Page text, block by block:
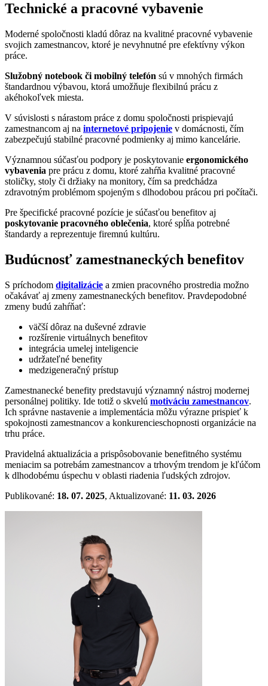
Technické a pracovné vybavenie
Moderné spoločnosti kladú dôraz na kvalitné pracovné vybavenie
svojich zamestnancov, ktoré je nevyhnutné pre efektívny výkon
práce.
Služobný notebook či mobilný telefón sú v mnohých firmách
štandardnou výbavou, ktorá umožňuje flexibilnú prácu z
akéhokoľvek miesta.
V súvislosti s nárastom práce z domu spoločnosti prispievajú
zamestnancom aj na internetové pripojenie v domácnosti, čím
zabezpečujú stabilné pracovné podmienky aj mimo kancelárie.
Významnou súčasťou podpory je poskytovanie ergonomického
vybavenia pre prácu z domu, ktoré zahŕňa kvalitné pracovné
stoličky, stoly či držiaky na monitory, čím sa predchádza
zdravotným problémom spojeným s dlhodobou prácou pri počítači.
Pre špecifické pracovné pozície je súčasťou benefitov aj
poskytovanie pracovného oblečenia, ktoré spĺňa potrebné
štandardy a reprezentuje firemnú kultúru.
Budúcnosť zamestnaneckých benefitov
S príchodom digitalizácie a zmien pracovného prostredia možno
očakávať aj zmeny zamestnaneckých benefitov. Pravdepodobné
zmeny budú zahŕňať:
väčší dôraz na duševné zdravie
rozšírenie virtuálnych benefitov
integrácia umelej inteligencie
udržateľné benefity
medzigeneračný prístup
Zamestnanecké benefity predstavujú významný nástroj modernej
personálnej politiky. Ide totiž o skvelú motiváciu zamestnancov.
Ich správne nastavenie a implementácia môžu výrazne prispieť k
spokojnosti zamestnancov a konkurencieschopnosti organizácie na
trhu práce.
Pravidelná aktualizácia a prispôsobovanie benefitného systému
meniacim sa potrebám zamestnancov a trhovým trendom je kľúčom
k dlhodobému úspechu v oblasti riadenia ľudských zdrojov.
Publikované: 18. 07. 2025, Aktualizované: 11. 03. 2026